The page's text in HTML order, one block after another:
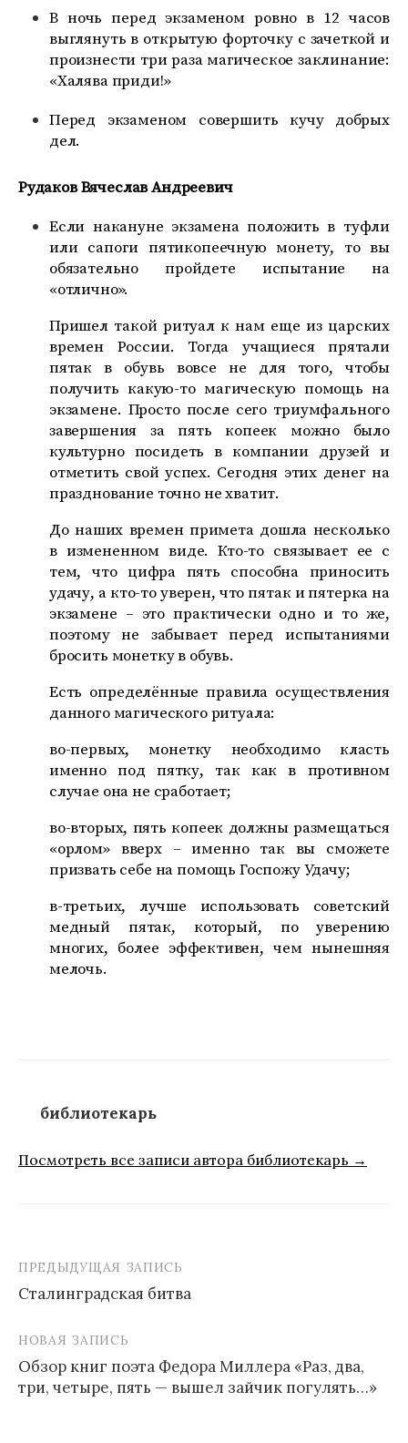
В ночь перед экзаменом ровно в 12 часов
выглянуть в открытую форточку с зачеткой и
произнести три раза магическое заклинание:
«Халява приди!»
Перед экзаменом совершить кучу добрых
дел.
Рудаков Вячеслав Андреевич
Если накануне экзамена положить в туфли
или сапоги пятикопеечную монету, то вы
обязательно пройдете испытание на
«отлично».
Пришел такой ритуал к нам еще из царских
времен России. Тогда учащиеся прятали
пятак в обувь вовсе не для того, чтобы
получить какую-то магическую помощь на
экзамене. Просто после сего триумфального
завершения за пять копеек можно было
культурно посидеть в компании друзей и
отметить свой успех. Сегодня этих денег на
празднование точно не хватит.
До наших времен примета дошла несколько
в измененном виде. Кто-то связывает ее с
тем, что цифра пять способна приносить
удачу, а кто-то уверен, что пятак и пятерка на
экзамене – это практически одно и то же,
поэтому не забывает перед испытаниями
бросить монетку в обувь.
Есть определённые правила осуществления
данного магического ритуала:
во-первых, монетку необходимо класть
именно под пятку, так как в противном
случае она не сработает;
во-вторых, пять копеек должны размещаться
«орлом» вверх – именно так вы сможете
призвать себе на помощь Госпожу Удачу;
в-третьих, лучше использовать советский
медный пятак, который, по уверению
многих, более эффективен, чем нынешняя
мелочь.
библиотекарь
Посмотреть все записи автора библиотекарь →
Навигация
записям
ПРЕДЫДУЩАЯ ЗАПИСЬ
Сталинградская битва
НОВАЯ ЗАПИСЬ
Обзор книг поэта Федора Миллера «Раз, два,
три, четыре, пять — вышел зайчик погулять…»